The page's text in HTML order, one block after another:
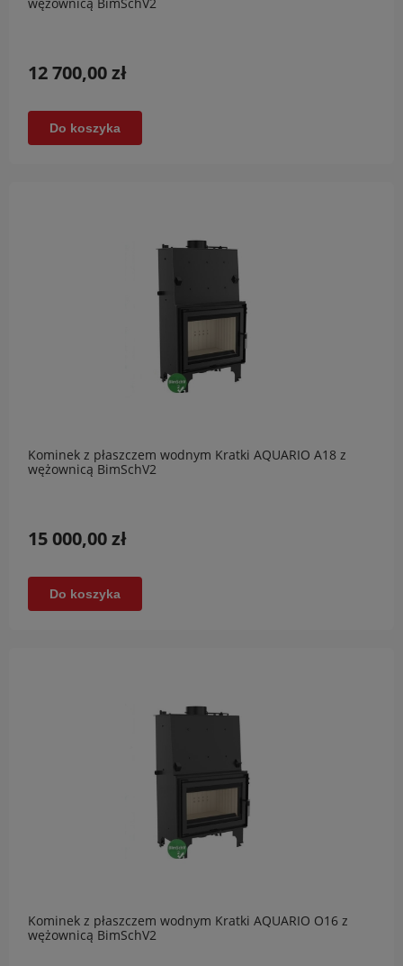
12 700,00 zł
Do koszyka
Kominek z płaszczem wodnym Kratki AQUARIO A18 z
wężownicą BimSchV2
15 000,00 zł
Do koszyka
Kominek z płaszczem wodnym Kratki AQUARIO O16 z
wężownicą BimSchV2